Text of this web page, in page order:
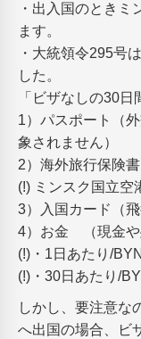
・出入国のときミ
ます。
・大統領令295号
した。
「ビザなしの30
1）パスポート（
象されません）
2）海外旅行保険
(!) ミンスク国立空
3）入国カード（
4）お金 （現金や
(!)・1日あたり/
(!)・30日あたり/
しかし、要注意な
へ出国の場合、ビ